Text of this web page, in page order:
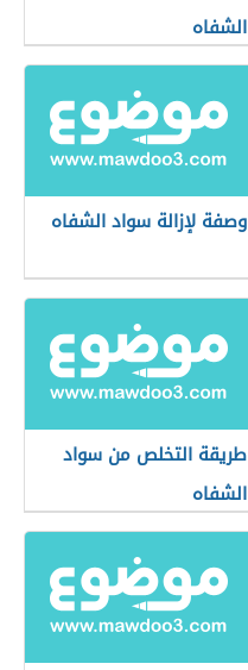
الشفاه
وصفة لإزالة سواد الشفاه
طريقة التخلص من سواد
الشفاه